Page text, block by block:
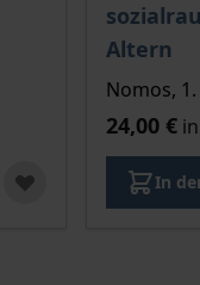
Altern
Nomos,
24,00 €
In